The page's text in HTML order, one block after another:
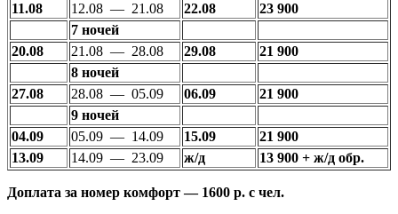
11.08
12.08 — 21.08 22.08
23 900
7 ночей
20.08
21.08 — 28.08 29.08
21 900
8 ночей
27.08
28.08 — 05.09 06.09
21 900
9 ночей
04.09
05.09 — 14.09 15.09
21 900
13.09
14.09 — 23.09 ж/д 13 900 + ж/д обр.
Доплата за номер комфорт — 1600 р. с чел.